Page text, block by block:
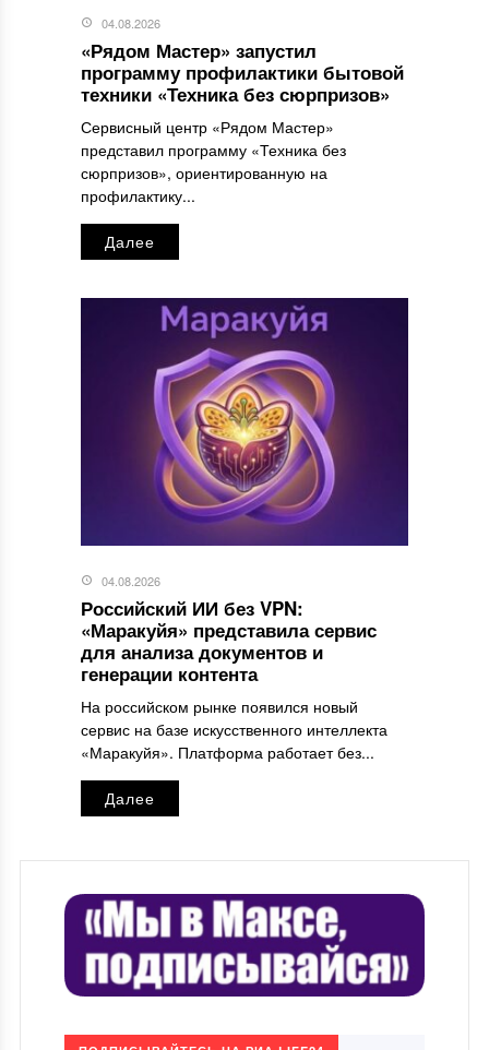
04.08.2026
«Рядом Мастер» запустил
программу профилактики бытовой
техники «Техника без сюрпризов»
Сервисный центр «Рядом Мастер»
представил программу «Техника без
сюрпризов», ориентированную на
профилактику...
Далее
04.08.2026
Российский ИИ без VPN:
«Маракуйя» представила сервис
для анализа документов и
генерации контента
На российском рынке появился новый
сервис на базе искусственного интеллекта
«Маракуйя». Платформа работает без...
Далее